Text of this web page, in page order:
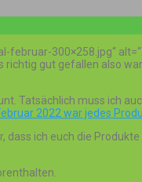
februar-300×258.jpg“
gut gefallen also
Tatsächlich muss ich
2022 war jedes
ich euch die